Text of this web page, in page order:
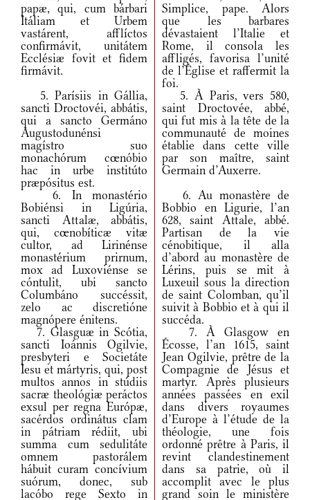
papæ, qui, cum bárbari
Itáliam et Urbem
vastárent, afflíctos
confirmávit, unitátem
Ecclésiæ fovit et fidem
firmávit.
Simplice, pape. Alors
que les barbares
dévastaient l’Italie et
Rome, il consola les
affligés, favorisa l’unité
de l’Église et raffermit la
foi.
5. Parísiis in Gállia,
sancti Droctovéi, abbátis,
qui a sancto Germáno
Augustodunénsi
magístro suo
monachórum cœnóbio
hac in urbe institúto
præpósitus est.
5. À Paris, vers 580,
saint Droctovée, abbé,
qui fut mis à la tête de la
communauté de moines
établie dans cette ville
par son maître, saint
Germain d’Auxerre.
6. In monastério
Bobiénsi in Ligúria,
sancti Attalæ, abbátis,
qui, cœnobíticæ vitæ
cultor, ad Lirinénse
monastérium prirnum,
mox ad Luxoviénse se
cóntulit, ubi sancto
Columbáno succéssit,
zelo ac discretióne
magnópere énitens.
6. Au monastère de
Bobbio en Ligurie, l’an
628, saint Attale, abbé.
Partisan de la vie
cénobitique, il alla
d’abord au monastère de
Lérins, puis se mit à
Luxeuil sous la direction
de saint Colomban, qu’il
suivit à Bobbio et à qui il
succéda.
7. Glasguæ in Scótia,
sancti Ioánnis Ogilvie,
presbyteri e Societáte
Iesu et mártyris, qui, post
multos annos in stúdiis
sacræ theológiæ peráctos
exsul per regna Európæ,
sacérdos ordinátus clam
in pátriam rédiit, ubi
summa cum sedulitáte
omnem pastorálem
hábuit curam concívium
suórum, donec, sub
lacóbo rege Sexto in
7. À Glasgow en
Écosse, l’an 1615, saint
Jean Ogilvie, prêtre de la
Compagnie de Jésus et
martyr. Après plusieurs
années passées en exil
dans divers royaumes
d’Europe à l’étude de la
théologie, une fois
ordonné prêtre à Paris, il
revint clandestinement
dans sa patrie, où il
accomplit avec le plus
grand soin le ministère